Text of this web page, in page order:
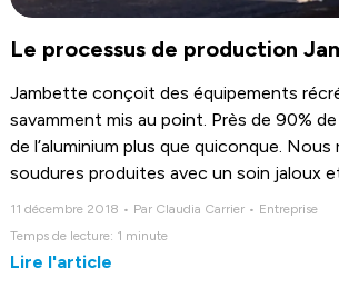
Le processus de production
Jambette conçoit des équipements
savamment mis au point. Près de 90%
de l’aluminium plus que quiconque.
soudures produites avec un soin jaloux
11 décembre 2018 • Par Claudia Carrier • Entreprise
Temps de lecture: 1 minute
Lire l'article